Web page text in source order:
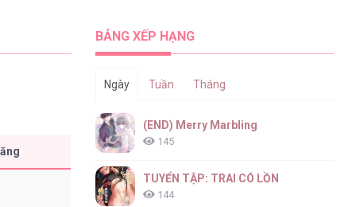
BẢNG XẾP HẠNG
Ngày Tuần Tháng
(END) Merry Marbling
145
TUYỂN TẬP: TRAI CÓ LỒN
144